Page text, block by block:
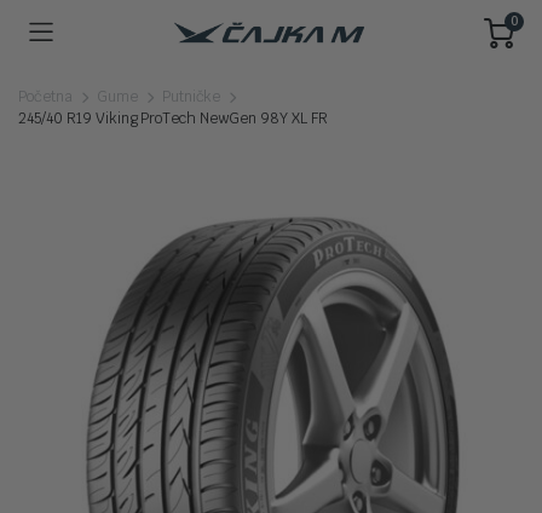
0
Početna Gume
Putničke
245/40 R19 Viking ProTech NewGen 98Y XL FR